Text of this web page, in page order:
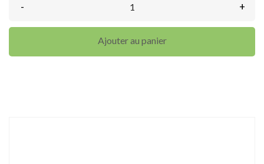
- +
Ajouter au panier